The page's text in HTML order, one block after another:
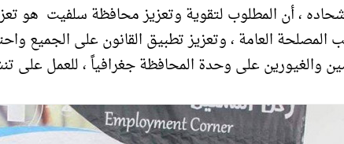
، أن المطلوب لتقوية وتعزيز محافظة سلفيت هو
المصلحة العامة ، وتعزيز تطبيق القانون على الجميع
والغيورين على وحدة المحافظة جغرافياً ، للعمل على